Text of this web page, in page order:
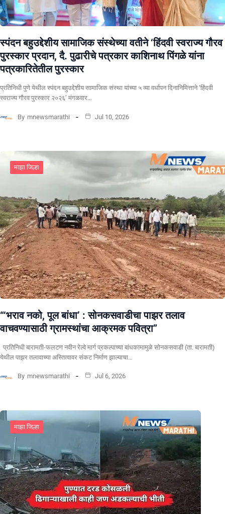
स्पंदन बहुउद्देशीय सामाजिक संस्थेच्या वतीने ‘हिंदवी स्वराज्य गौरव
पुरस्कार प्रदान, दै. पुढारीचे पत्रकार काशिनाथ पिंगळे यांना
पत्रकारितेतील पुरस्कार
प्रतिनिधी पुणे येथील स्पंदन बहुउद्देशीय सामाजिक संस्था यांच्या ५ व्या वर्धापन दिनानिमित्ताने ‘हिंदवी
स्वराज्य गौरव पुरस्कार २०२६’ मंगळवार…
By mnewsmarathi Jul 10, 2026
माझा जिल्हा
“‘भराव नको, पूल बांधा’ : सोनकसवाडीचा पाझर तलाव
वाचवण्यासाठी ग्रामस्थांचा आक्रमक पवित्रा”
प्रतिनिधी बारामती-फलटण नवीन रेल्वे मार्ग प्रकल्पाच्या बांधकामामुळे सोनकसवाडी (ता. बारामती)
येथील पाझर तलावाच्या अस्तित्वावर संकट निर्माण झाल्याचा…
By mnewsmarathi Jul 6, 2026
माझा जिल्हा